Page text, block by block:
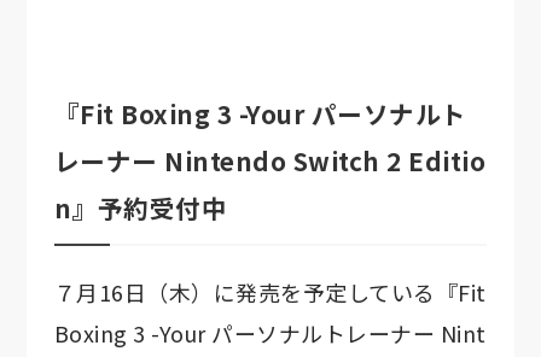
『Fit Boxing 3 -Your パーソナルト
レーナー Nintendo Switch 2 Editio
n』予約受付中
７月16日（木）に発売を予定している『Fit
Boxing 3 -Your パーソナルトレーナー Nint